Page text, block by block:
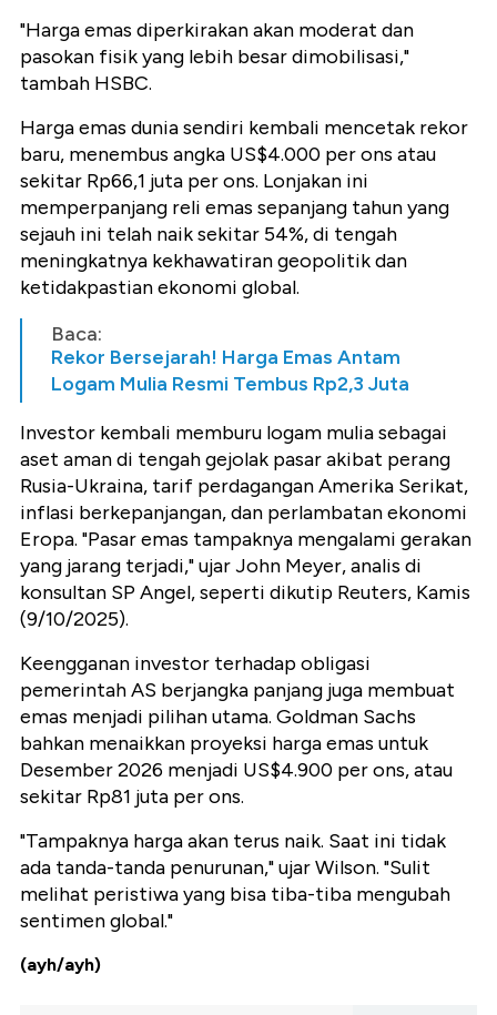
"Harga emas diperkirakan akan moderat dan
pasokan fisik yang lebih besar dimobilisasi,"
tambah HSBC.
Harga emas dunia sendiri kembali mencetak rekor
baru, menembus angka US$4.000 per ons atau
sekitar Rp66,1 juta per ons. Lonjakan ini
memperpanjang reli emas sepanjang tahun yang
sejauh ini telah naik sekitar 54%, di tengah
meningkatnya kekhawatiran geopolitik dan
ketidakpastian ekonomi global.
Baca:
Rekor Bersejarah! Harga Emas Antam
Logam Mulia Resmi Tembus Rp2,3 Juta
Investor kembali memburu logam mulia sebagai
aset aman di tengah gejolak pasar akibat perang
Rusia-Ukraina, tarif perdagangan Amerika Serikat,
inflasi berkepanjangan, dan perlambatan ekonomi
Eropa. "Pasar emas tampaknya mengalami gerakan
yang jarang terjadi," ujar John Meyer, analis di
konsultan SP Angel, seperti dikutip Reuters, Kamis
(9/10/2025).
Keengganan investor terhadap obligasi
pemerintah AS berjangka panjang juga membuat
emas menjadi pilihan utama. Goldman Sachs
bahkan menaikkan proyeksi harga emas untuk
Desember 2026 menjadi US$4.900 per ons, atau
sekitar Rp81 juta per ons.
"Tampaknya harga akan terus naik. Saat ini tidak
ada tanda-tanda penurunan," ujar Wilson. "Sulit
melihat peristiwa yang bisa tiba-tiba mengubah
sentimen global."
(ayh/ayh)